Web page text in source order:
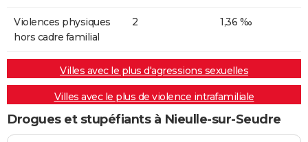
Violences physiques
hors cadre familial
2 1,36 ‰
Villes avec le plus d'agressions sexuelles
Villes avec le plus de violence intrafamiliale
Drogues et stupéfiants à Nieulle-sur-Seudre